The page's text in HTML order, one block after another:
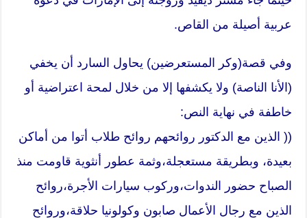
عربية أصيلة من القاص.
وفي قصة(وكر المستعرضين) يحاول السارد أن يخفي
(الأنا الناصة) ولا يكشفها إلا من خلال لمحة اعتراضية أو
خاطفة في نهاية النص:
(( الذين مع الدكتور روائحهم روائح طلاب أتوا من أماكن
بعيدة، وبطريقة مستعجلة،وثمة عطور أنثوية قاومت منذ
الصباح حضور الندوات،وركوب سيارات الأجرة،روائح
الذين مع رجال الأعمال صابون وكولونيا حلاقة،وروائح